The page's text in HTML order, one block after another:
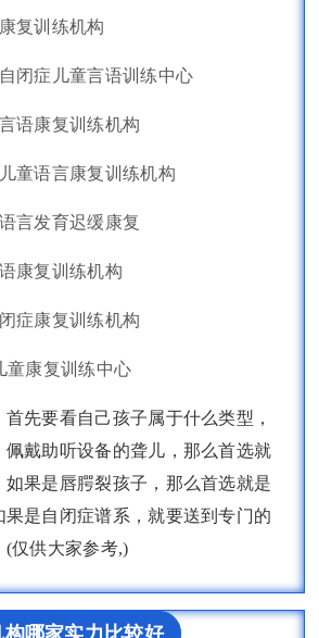
复训练机构
闭症儿童言语训练中心
语康复训练机构
童语言康复训练机构
言发育迟缓康复
康复训练机构
症康复训练机构
童康复训练中心
先要看自己孩子属于什么类型，
佩戴助听设备的聋儿，那么首选就
如果是唇腭裂孩子，那么首选就是
是自闭症谱系，就要送到专门的
(仅供大家参考,)
哪家实力比较好